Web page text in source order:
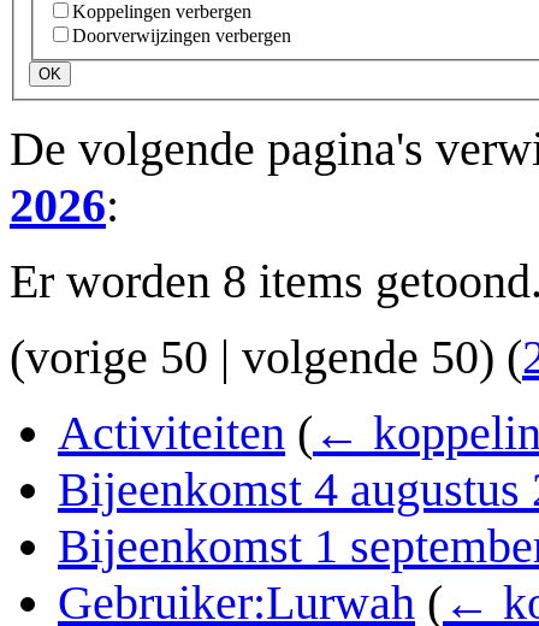
Koppelingen verbergen
Doorverwijzingen verbergen
OK
De volgende pagina's
2026:
Er worden 8 items
(vorige 50 | volgende 50) (
Activiteiten ( ←
Bijeenkomst 4 augustus
Bijeenkomst 1
Gebruiker:Lurwah ( ←